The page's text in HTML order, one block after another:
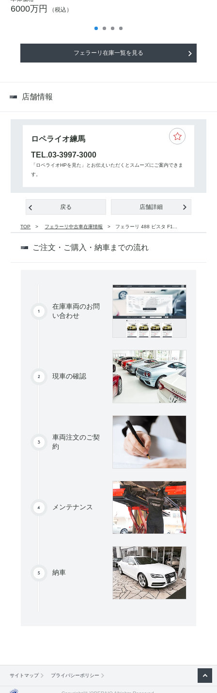
6000万円 （税込）
フェラーリ在庫一覧を見る
店舗情報
ロペライオ練馬
TEL.03-3997-3000
「ロペライオHPを見た」とお伝えいただくとスムーズにご案内できま
す。
戻る 店舗詳細
TOP フェラーリ中古車在庫情報 フェラーリ 488 ピスタ F1...
ご注文・ご購入・納車までの流れ
在庫車両のお問
い合わせ
現車の確認
車両注文のご契
約
メンテナンス
納車
サイトマップ プライバシーポリシー